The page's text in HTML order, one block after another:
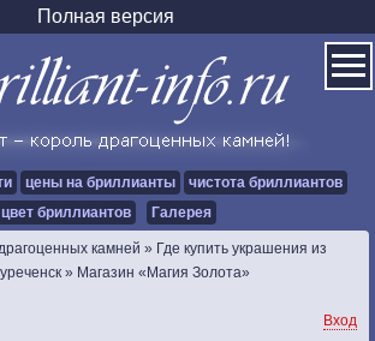
Полная версия
цены на бриллианты
чистота бриллиантов
цвет бриллиантов
Галерея
камней » Где купить украшения из
» Магазин «Магия Золота»
Вход